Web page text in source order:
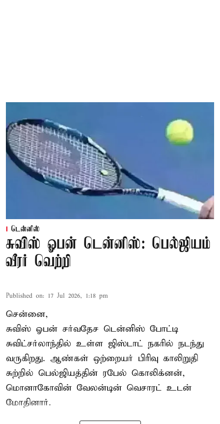
டென்னிஸ்
சுவிஸ் ஓபன் டென்னிஸ்: பெல்ஜியம்
வீரர் வெற்றி
Published on: 17 Jul 2026, 1:18 pm
சென்னை,
சுவிஸ் ஓபன் சர்வதேச டென்னிஸ் போட்டி
சுவிட்சர்லாந்தில் உள்ள ஜிஸ்டாட் நகரில் நடந்து
வருகிறது. ஆண்கள் ஒற்றையர் பிரிவு காலிறுதி
சுற்றில் பெல்ஜியத்தின் ரபேல் கொலிக்னன்,
மொனாகோவின் வேலன்டின் வெசாரட் உடன்
மோதினார்.